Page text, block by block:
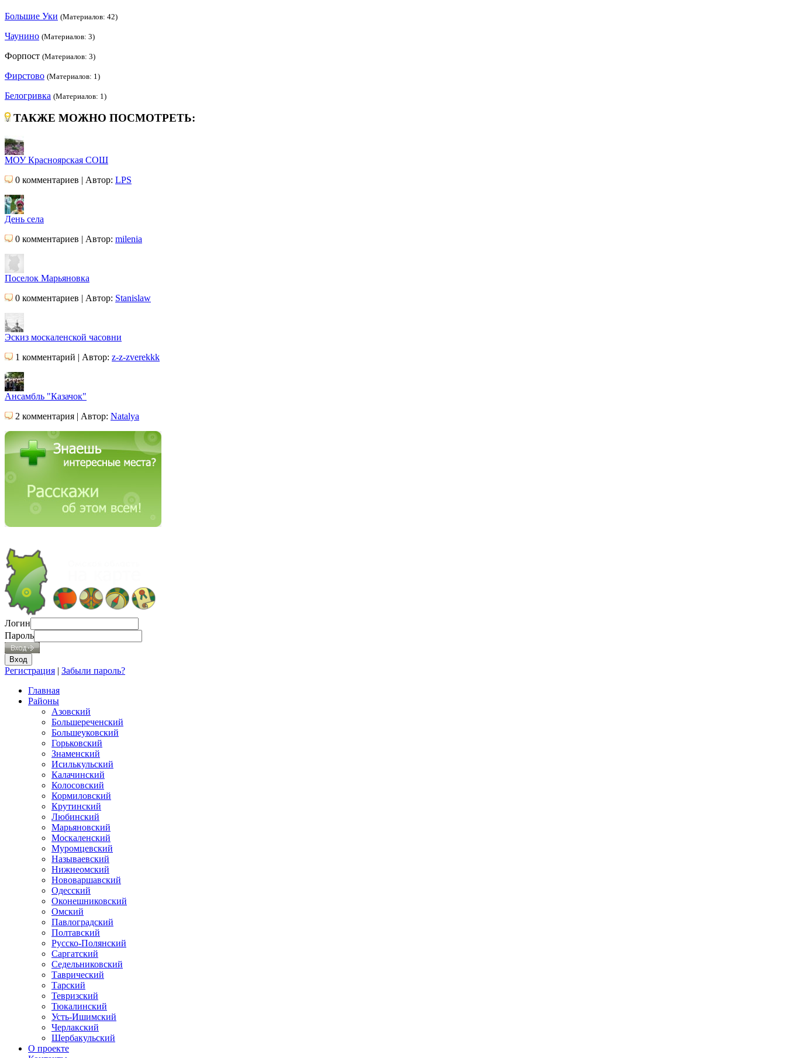
Большие Уки (Материалов: 42)
Чаунино (Материалов: 3)
Форпост (Материалов: 3)
Фирстово (Материалов: 1)
Белогривка (Материалов: 1)
ТАКЖЕ МОЖНО ПОСМОТРЕТЬ:
МОУ Красноярская СОШ
0 комментариев | Автор: LPS
День села
0 комментариев | Автор: milenia
Поселок Марьяновка
0 комментариев | Автор: Stanislaw
Эскиз москаленской часовни
1 комментарий | Автор: z-z-zverekkk
Ансамбль "Казачок"
2 комментария | Автор: Natalya
Логин
Пароль
Регистрация | Забыли пароль?
Главная
Районы
Азовский
Большереченский
Большеуковский
Горьковский
Знаменский
Исилькульский
Калачинский
Колосовский
Кормиловский
Крутинский
Любинский
Марьяновский
Москаленский
Муромцевский
Называевский
Нижнеомский
Нововаршавский
Одесский
Оконешниковский
Омский
Павлоградский
Полтавский
Русско-Полянский
Саргатский
Седельниковский
Таврический
Тарский
Тевризский
Тюкалинский
Усть-Ишимский
Черлакский
Шербакульский
О проекте